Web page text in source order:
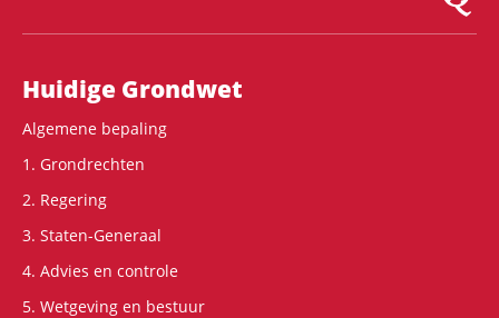
Hoofdnavigatie
Huidige Grondwet
Algemene bepaling
1. Grondrechten
2. Regering
3. Staten-Generaal
4. Advies en controle
5. Wetgeving en bestuur